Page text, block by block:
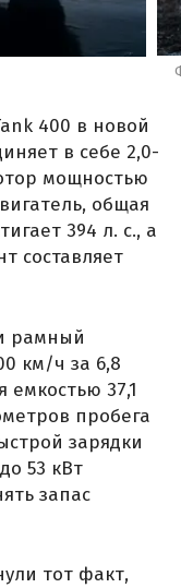
400 в новой
в себе 2,0-
мощностью
общая
394 л. с., а
составляет
рамный
км/ч за 6,8
37,1
пробега
зарядки
53 кВт
запас
тот факт,